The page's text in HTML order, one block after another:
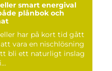
energival
plånbok och
har på kort tid gått
vara en nischlösning
bli ett naturligt inslag